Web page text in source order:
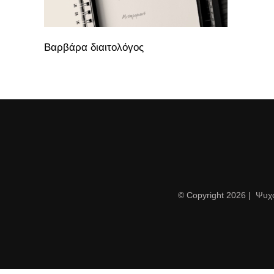
Βαρβάρα διαιτολόγος
© Copyright 2026 |